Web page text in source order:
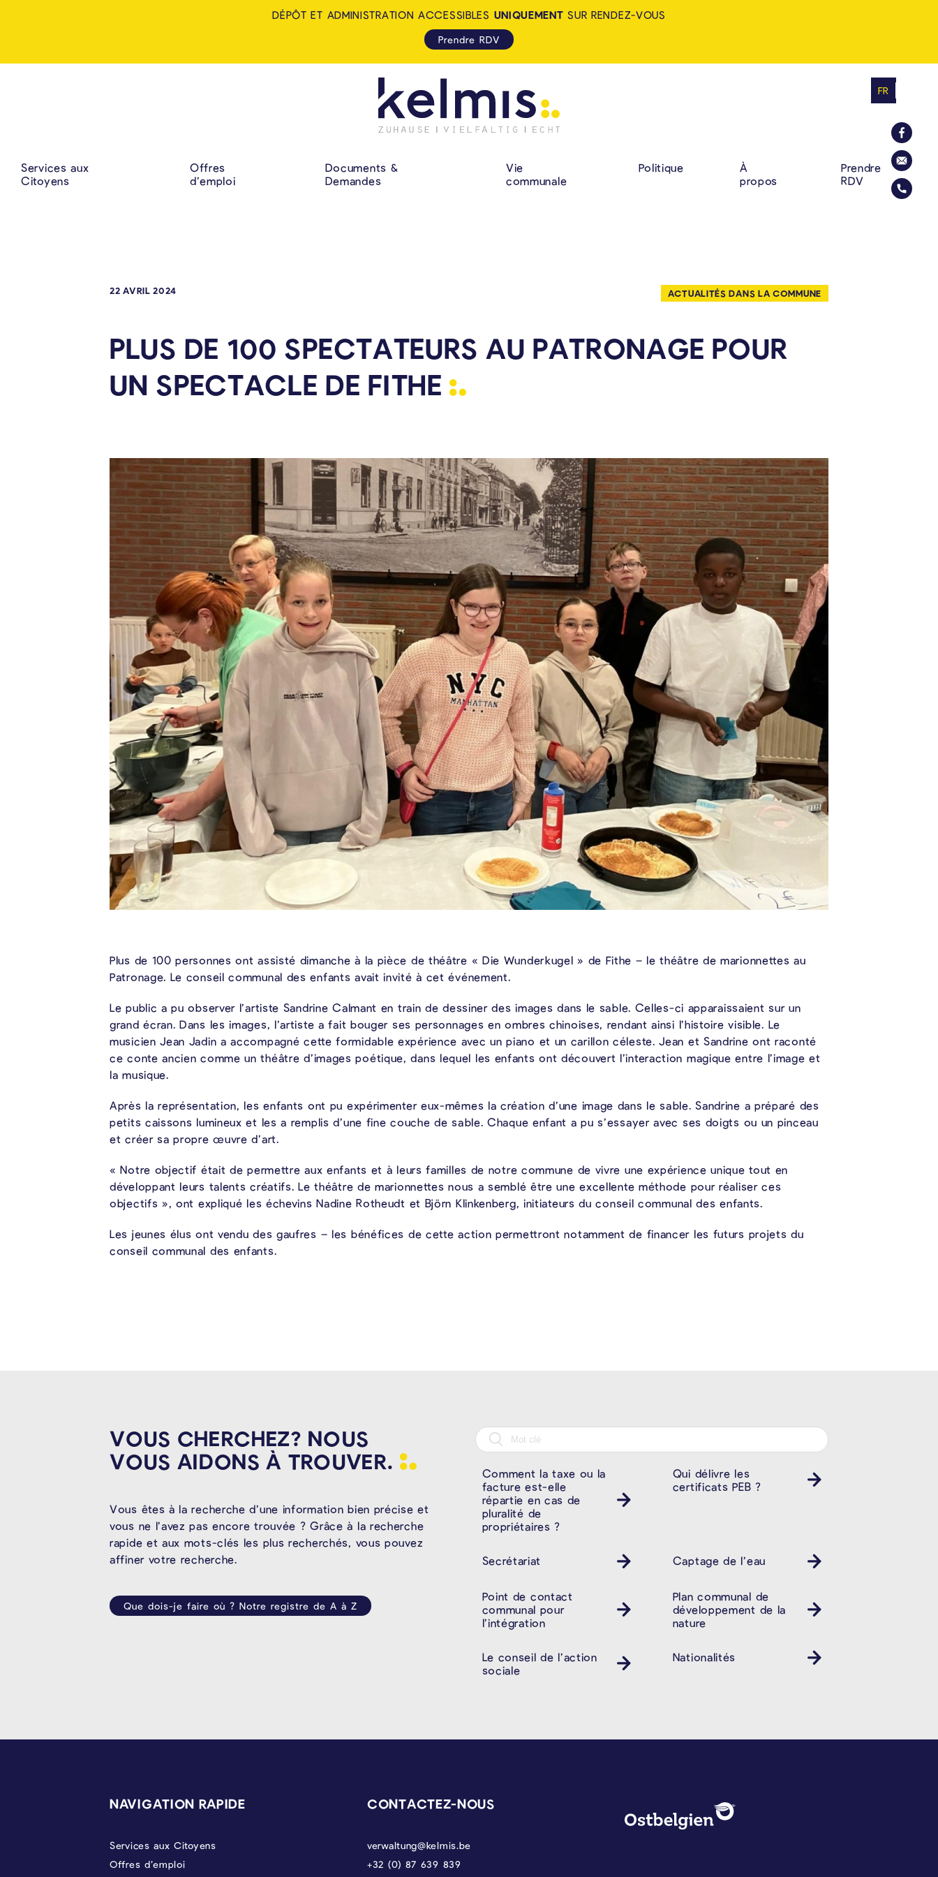
KELMIS - LA CALAMINE: ZUHAUSE.
NAVIGATION PRINCIPALE
Services aux
Citoyens
Offres
d’emploi
Documents &
Demandes
Vie
communale
Politique
À
propos
Prendre
RDV
FR
DÉPÔT ET ADMINISTRATION ACCESSIBLES UNIQUEMENT SUR RENDEZ-VOUS
Prendre RDV
22 AVRIL 2024 ACTUALITÉS DANS LA COMMUNE
PLUS DE 100 SPECTATEURS AU PATRONAGE POUR
UN SPECTACLE DE FITHE
Plus de 100 personnes ont assisté dimanche à la pièce de théâtre « Die Wunderkugel » de Fithe – le théâtre de marionnettes au
Patronage. Le conseil communal des enfants avait invité à cet événement.
Le public a pu observer l’artiste Sandrine Calmant en train de dessiner des images dans le sable. Celles-ci apparaissaient sur un
grand écran. Dans les images, l’artiste a fait bouger ses personnages en ombres chinoises, rendant ainsi l’histoire visible. Le
musicien Jean Jadin a accompagné cette formidable expérience avec un piano et un carillon céleste. Jean et Sandrine ont raconté
ce conte ancien comme un théâtre d’images poétique, dans lequel les enfants ont découvert l’interaction magique entre l’image et
la musique.
Après la représentation, les enfants ont pu expérimenter eux-mêmes la création d’une image dans le sable. Sandrine a préparé des
petits caissons lumineux et les a remplis d’une fine couche de sable. Chaque enfant a pu s’essayer avec ses doigts ou un pinceau
et créer sa propre œuvre d’art.
« Notre objectif était de permettre aux enfants et à leurs familles de notre commune de vivre une expérience unique tout en
développant leurs talents créatifs. Le théâtre de marionnettes nous a semblé être une excellente méthode pour réaliser ces
objectifs », ont expliqué les échevins Nadine Rotheudt et Björn Klinkenberg, initiateurs du conseil communal des enfants.
Les jeunes élus ont vendu des gaufres – les bénéfices de cette action permettront notamment de financer les futurs projets du
conseil communal des enfants.
VOUS CHERCHEZ? NOUS
VOUS AIDONS À TROUVER.
Vous êtes à la recherche d’une information bien précise et
vous ne l’avez pas encore trouvée ? Grâce à la recherche
rapide et aux mots-clés les plus recherchés, vous pouvez
affiner votre recherche.
Que dois-je faire où ? Notre registre de A à Z
Comment la taxe ou la
facture est-elle
répartie en cas de
pluralité de
propriétaires ?
Qui délivre les
certificats PEB ?
Secrétariat Captage de l’eau
Point de contact
communal pour
l’intégration
Plan communal de
développement de la
nature
Le conseil de l’action
sociale
Nationalités
NAVIGATION RAPIDE
Services aux Citoyens
Offres d’emploi
CONTACTEZ-NOUS
verwaltung@kelmis.be
+32 (0) 87 639 839
PROTECTION DES DONNÉES,
La
Envoyer